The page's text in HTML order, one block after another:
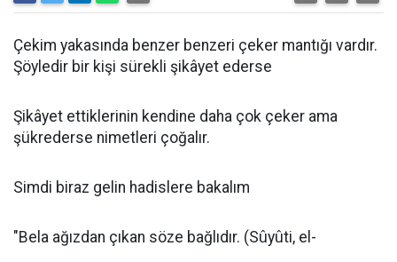
Çekim yakasında benzer benzeri çeker mantığı vardır.
Şöyledir bir kişi sürekli şikâyet ederse
Şikâyet ettiklerinin kendine daha çok çeker ama
şükrederse nimetleri çoğalır.
Simdi biraz gelin hadislere bakalım
"Bela ağızdan çıkan söze bağlıdır. (Sûyûti, el-